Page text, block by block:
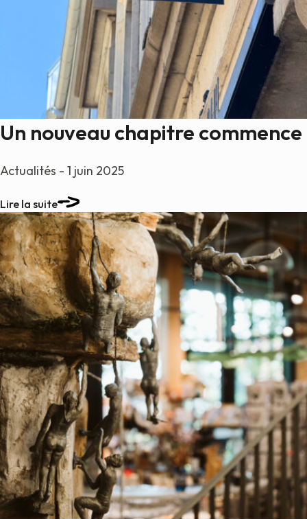
Un nouveau chapitre commence
Actualités - 1 juin 2025
Lire la suite